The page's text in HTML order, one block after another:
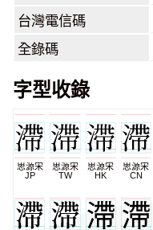
台灣電信碼
全錄碼
字型收錄
思源宋
JP
思源宋
TW
思源宋
HK
思源宋
CN